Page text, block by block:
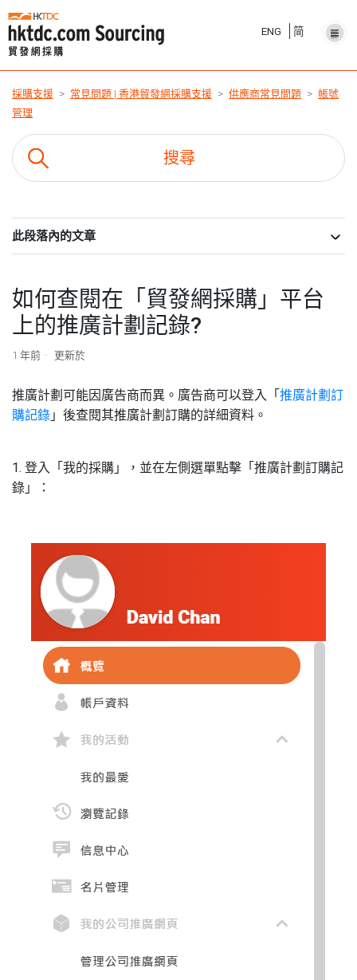
ENG 简
採購支援 常見問題 | 香港貿發網採購支援 供應商常見問題
帳號
管理
此段落內的文章
如何查閱在「貿發網採購」平台
上的推廣計劃記錄?
1 年前 更新於
推廣計劃可能因廣告商而異。廣告商可以登入「推廣計劃訂
購記錄 」後查閱其推廣計劃訂購的詳細資料。
1. 登入「我的採購」，並在左側選單點擊「推廣計劃訂購記
錄」：